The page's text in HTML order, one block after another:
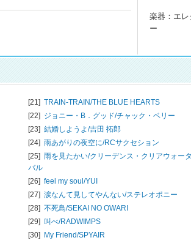
楽器：エレ
ー
[21] TRAIN-TRAIN/THE BLUE HEARTS
[22] ジョニー・B．グッド/チャック・ベリー
[23] 結婚しようよ/吉田 拓郎
[24] 雨あがりの夜空に/RCサクセション
[25] 雨を見たかい/クリーデンス・クリアウォー
バル
[26] feel my soul/YUI
[27] 涙なんて見してやんない/ステレオポニー
[28] 不死鳥/SEKAI NO OWARI
[29] 叫べ/RADWIMPS
[30] My Friend/SPYAIR